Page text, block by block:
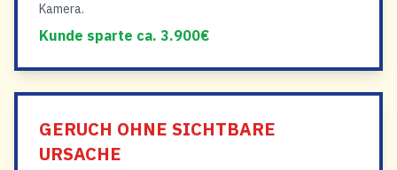
Kamera.
Kunde sparte ca. 3.900€
GERUCH OHNE SICHTBARE
URSACHE